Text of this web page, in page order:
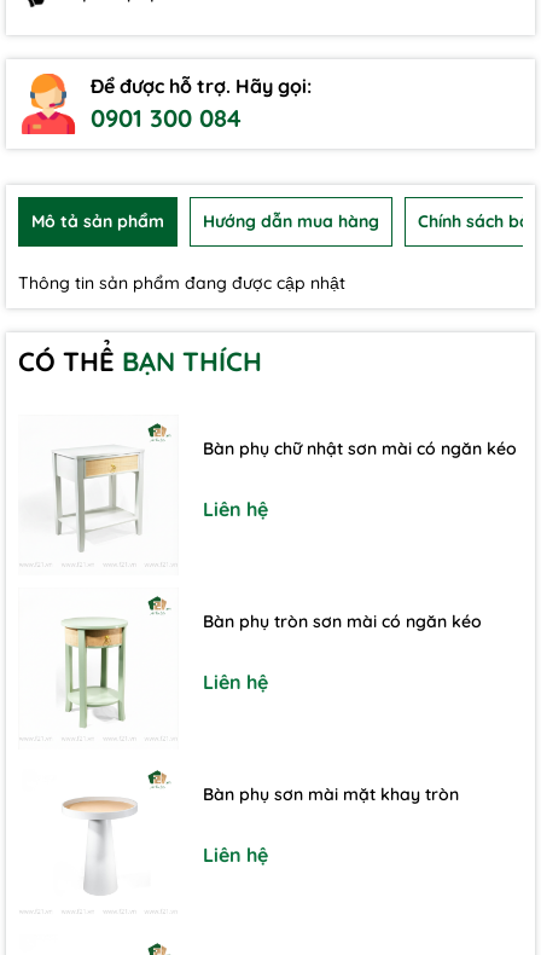
Để được hỗ trợ. Hãy gọi:
0901 300 084
Mô tả sản phẩm Hướng dẫn mua hàng Chính sách
Thông tin sản phẩm đang được cập nhật
CÓ THỂ BẠN THÍCH
Bàn phụ chữ nhật sơn mài có ngăn kéo
Liên hệ
Bàn phụ tròn sơn mài có ngăn kéo
Liên hệ
Bàn phụ sơn mài mặt khay tròn
Liên hệ